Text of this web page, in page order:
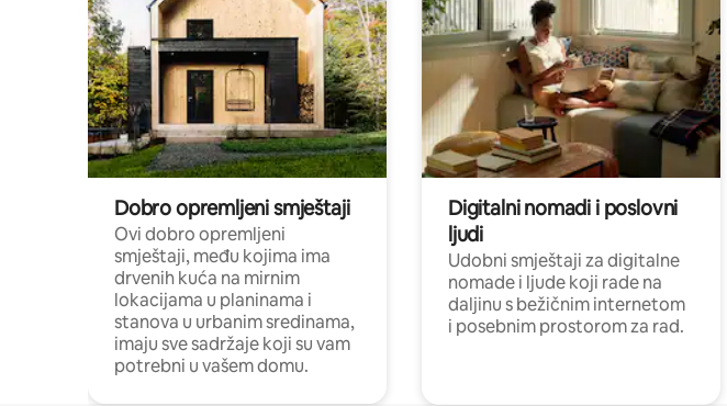
Dobro opremljeni smještaji
Ovi dobro opremljeni
smještaji, među kojima ima
drvenih kuća na mirnim
lokacijama u planinama i
stanova u urbanim sredinama,
imaju sve sadržaje koji su vam
potrebni u vašem domu.
Digitalni nomadi i poslovni
ljudi
Udobni smještaji za digitalne
nomade i ljude koji rade na
daljinu s bežičnim internetom
i posebnim prostorom za rad.